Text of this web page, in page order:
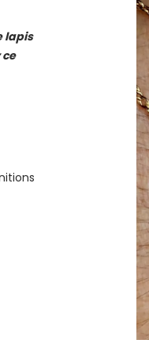
Collection
Bijou à
lapis